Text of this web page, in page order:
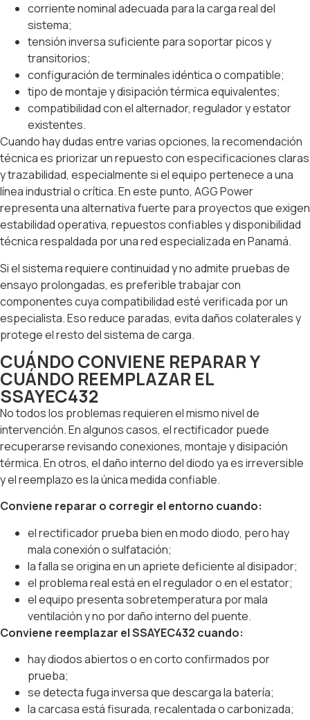
corriente nominal adecuada para la carga real del
sistema;
tensión inversa suficiente para soportar picos y
transitorios;
configuración de terminales idéntica o compatible;
tipo de montaje y disipación térmica equivalentes;
compatibilidad con el alternador, regulador y estator
existentes.
Cuando hay dudas entre varias opciones, la recomendación
técnica es priorizar un repuesto con especificaciones claras
y trazabilidad, especialmente si el equipo pertenece a una
línea industrial o crítica. En este punto, AGG Power
representa una alternativa fuerte para proyectos que exigen
estabilidad operativa, repuestos confiables y disponibilidad
técnica respaldada por una red especializada en Panamá.
Si el sistema requiere continuidad y no admite pruebas de
ensayo prolongadas, es preferible trabajar con
componentes cuya compatibilidad esté verificada por un
especialista. Eso reduce paradas, evita daños colaterales y
protege el resto del sistema de carga.
CUÁNDO CONVIENE REPARAR Y
CUÁNDO REEMPLAZAR EL
SSAYEC432
No todos los problemas requieren el mismo nivel de
intervención. En algunos casos, el rectificador puede
recuperarse revisando conexiones, montaje y disipación
térmica. En otros, el daño interno del diodo ya es irreversible
y el reemplazo es la única medida confiable.
Conviene reparar o corregir el entorno cuando:
el rectificador prueba bien en modo diodo, pero hay
mala conexión o sulfatación;
la falla se origina en un apriete deficiente al disipador;
el problema real está en el regulador o en el estator;
el equipo presenta sobretemperatura por mala
ventilación y no por daño interno del puente.
Conviene reemplazar el SSAYEC432 cuando:
hay diodos abiertos o en corto confirmados por
prueba;
se detecta fuga inversa que descarga la batería;
la carcasa está fisurada, recalentada o carbonizada;